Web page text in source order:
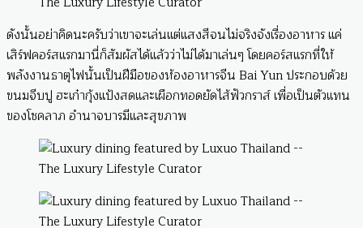
ดังนั้นอย่าคิดนะครับว่าเขาจะเล่นแต่แสงสีจนไม่จริงจังเรื่องอาหาร แค่
เสิร์ฟคอร์สแรกมานี่ก็สัมผัสได้แล้วว่าไม่ได้มาเล่นๆ โดยคอร์สแรกที่ให้
พลังงานธาตุไฟนั้นเป็นฝีมือของห้องอาหารจีน Bai Yun ประกอบด้วย
ขนมจีบปู ฮะเก๋ากุ้งแป้งสดและเผือกทอดยัดไส้ฟัวกราส์ เพื่อเป็นตัวแทน
ของโชคลาภ อำนาจบารมีและสุขภาพ